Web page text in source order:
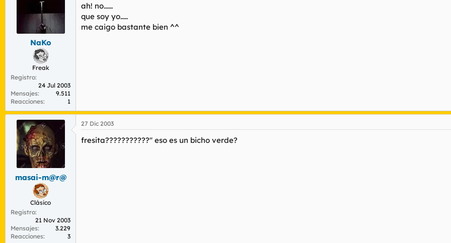
NaKo
Freak
Registro
24 Jul 2003
Mensajes
9.511
Reacciones
1
ah! no......
que soy yo.....
me caigo bastante bien ^^
masai-m@r@
Clásico
Registro
21 Nov 2003
Mensajes
3.229
Reacciones
3
27 Dic 2003
fresita???????????'' eso es un bicho verde?